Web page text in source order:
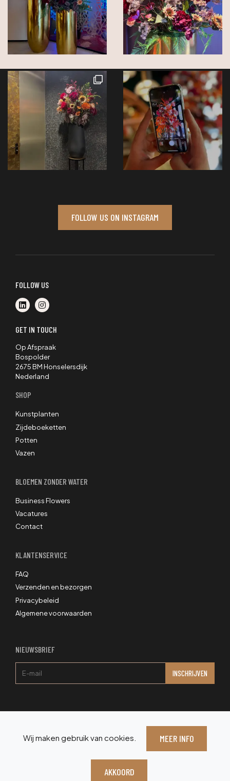
FOLLOW US ON INSTAGRAM
FOLLOW US
GET IN TOUCH
Op Afspraak
Bospolder
2675 BM Honselersdijk
Nederland
SHOP
Kunstplanten
Zijdeboeketten
Potten
Vazen
BLOEMEN ZONDER WATER
Business Flowers
Vacatures
Contact
KLANTENSERVICE
FAQ
Verzenden en bezorgen
Privacybeleid
Algemene voorwaarden
NIEUWSBRIEF
COPYRIGHT ©2026 BLOEMEN ZONDER WATER
Wij maken gebruik van cookies. MEER INFO
AKKOORD